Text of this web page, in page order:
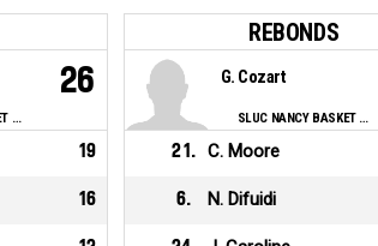
SLUC NANCY BASKET ASSOCIATION
26
19
16
REBONDS
SLUC NANCY BASKET ASSOCIATION
G. Cozart
21 . C. Moore
6. N. Difuidi